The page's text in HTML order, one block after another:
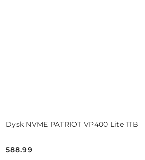
Dysk NVME PATRIOT VP400 Lite 1TB
Cena:
588.99